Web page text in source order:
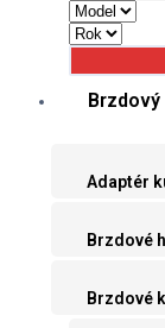
Adaptér
Brzdové
Brzdové